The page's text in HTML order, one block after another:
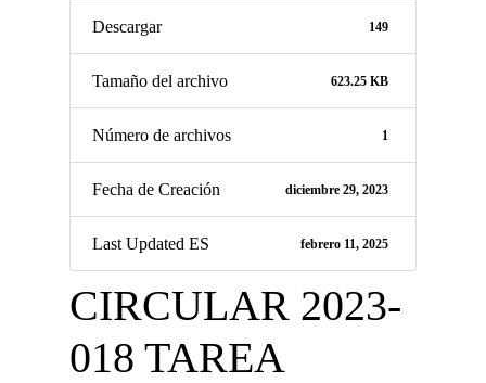
Descargar 149
Tamaño del archivo 623.25 KB
Número de archivos 1
Fecha de Creación diciembre 29, 2023
Last Updated ES febrero 11, 2025
CIRCULAR 2023-
018 TAREA